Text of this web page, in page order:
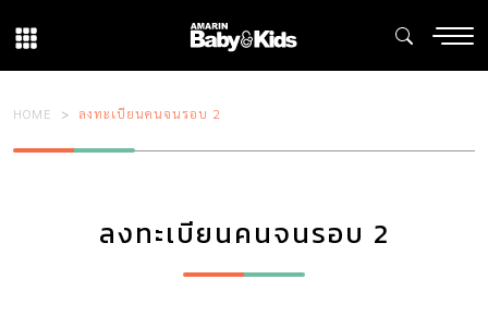
HOME ลงทะเบียนคนจนรอบ 2
ลงทะเบียนคนจนรอบ 2